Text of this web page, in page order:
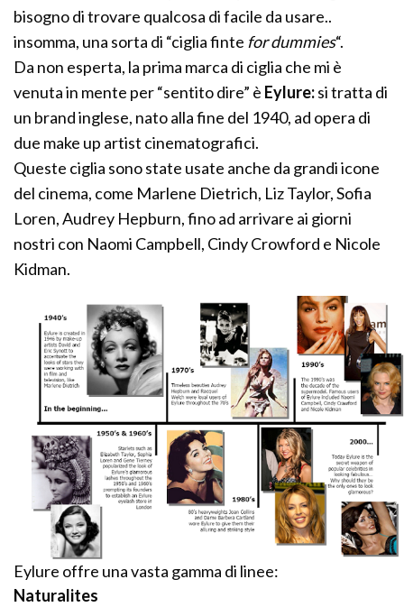
bisogno di trovare qualcosa di facile da usare..
insomma, una sorta di “ciglia finte for dummies“.
Da non esperta, la prima marca di ciglia che mi è
venuta in mente per “sentito dire” è Eylure:si tratta di
un brand inglese, nato alla fine del 1940, ad opera di
due make up artist cinematografici.
Queste ciglia sono state usate anche da grandi icone
del cinema, come Marlene Dietrich, Liz Taylor, Sofia
Loren, Audrey Hepburn, fino ad arrivare ai giorni
nostri con Naomi Campbell, Cindy Crowford e Nicole
Kidman.
Eylure offre una vasta gamma di linee:
Naturalites